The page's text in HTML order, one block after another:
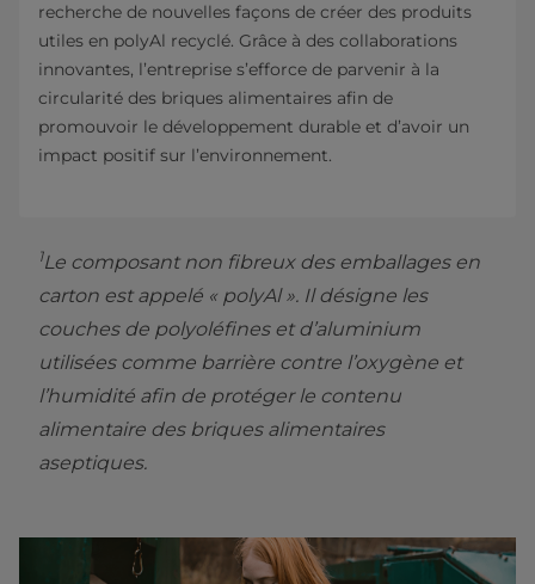
recherche de nouvelles façons de créer des produits
utiles en polyAl recyclé. Grâce à des collaborations
innovantes, l’entreprise s’efforce de parvenir à la
circularité des briques alimentaires afin de
promouvoir le développement durable et d’avoir un
impact positif sur l’environnement.
1Le composant non fibreux des emballages en
carton est appelé « polyAl ». Il désigne les
couches de polyoléfines et d’aluminium
utilisées comme barrière contre l’oxygène et
l’humidité afin de protéger le contenu
alimentaire des briques alimentaires
aseptiques.